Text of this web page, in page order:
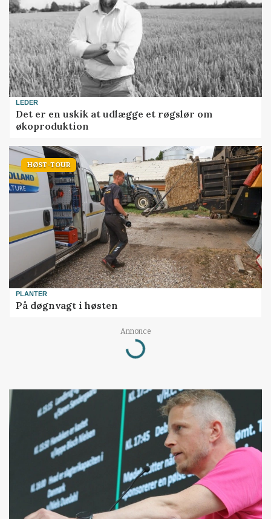
LEDER
Det er en uskik at udlægge et røgslør om
økoproduktion
HØST-TOUR
PLANTER
På døgnvagt i høsten
Annonce
Loading...